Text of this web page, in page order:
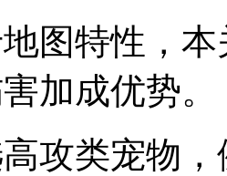
图特性，
加成优势。
攻类宠物